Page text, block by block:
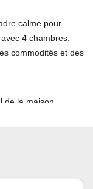
calme pour
4 chambres.
commodités et des
de la maison
d'un projet sur
pour un